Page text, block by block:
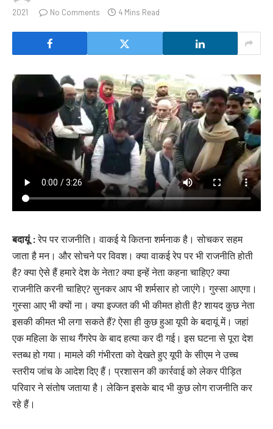
2021
No Comments 4 Mins Read
बदायूं :रेप पर राजनीति। वाकई ये कितना शर्मनाक है। सोचकर सहम
जाता है मन। और सोचने पर विवश। क्या वाकई रेप पर भी राजनीति होती
है? क्या ऐसे हैं हमारे देश के नेता? क्या इन्हें नेता कहना चाहिए? क्या
राजनीति करनी चाहिए? सुनकर आप भी शर्मसार हो जाएंगे। गुस्सा आएगा।
गुस्सा आए भी क्यों ना। क्या इज्जत की भी कीमत होती है? शायद कुछ नेता
इसकी कीमत भी लगा सकते हैं? ऐसा ही कुछ हुआ यूपी के बदायूं में। जहां
एक महिला के साथ गैंगरेप के बाद हत्या कर दी गई। इस घटना से पूरा देश
स्तब्ध हो गया। मामले की गंभीरता को देखते हुए यूपी के सीएम ने उच्च
स्तरीय जांच के आदेश दिए हैं। प्रशासन की कार्रवाई को लेकर पीड़ित
परिवार ने संतोष जताया है। लेकिन इसके बाद भी कुछ लोग राजनीति कर
रहे हैं।